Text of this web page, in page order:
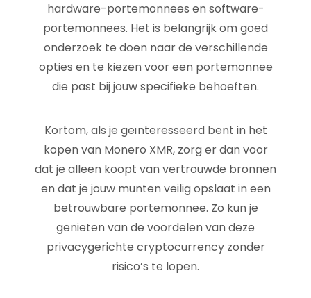
hardware-portemonnees en software-
portemonnees. Het is belangrijk om goed
onderzoek te doen naar de verschillende
opties en te kiezen voor een portemonnee
die past bij jouw specifieke behoeften.
Kortom, als je geïnteresseerd bent in het
kopen van Monero XMR, zorg er dan voor
dat je alleen koopt van vertrouwde bronnen
en dat je jouw munten veilig opslaat in een
betrouwbare portemonnee. Zo kun je
genieten van de voordelen van deze
privacygerichte cryptocurrency zonder
risico’s te lopen.